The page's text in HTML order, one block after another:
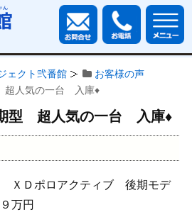
ェクト弐番館
お客様の声
人気の一台 入庫♦
型 超人気の一台 入庫♦
ＸＤポロアクティブ 後期モデ
万円